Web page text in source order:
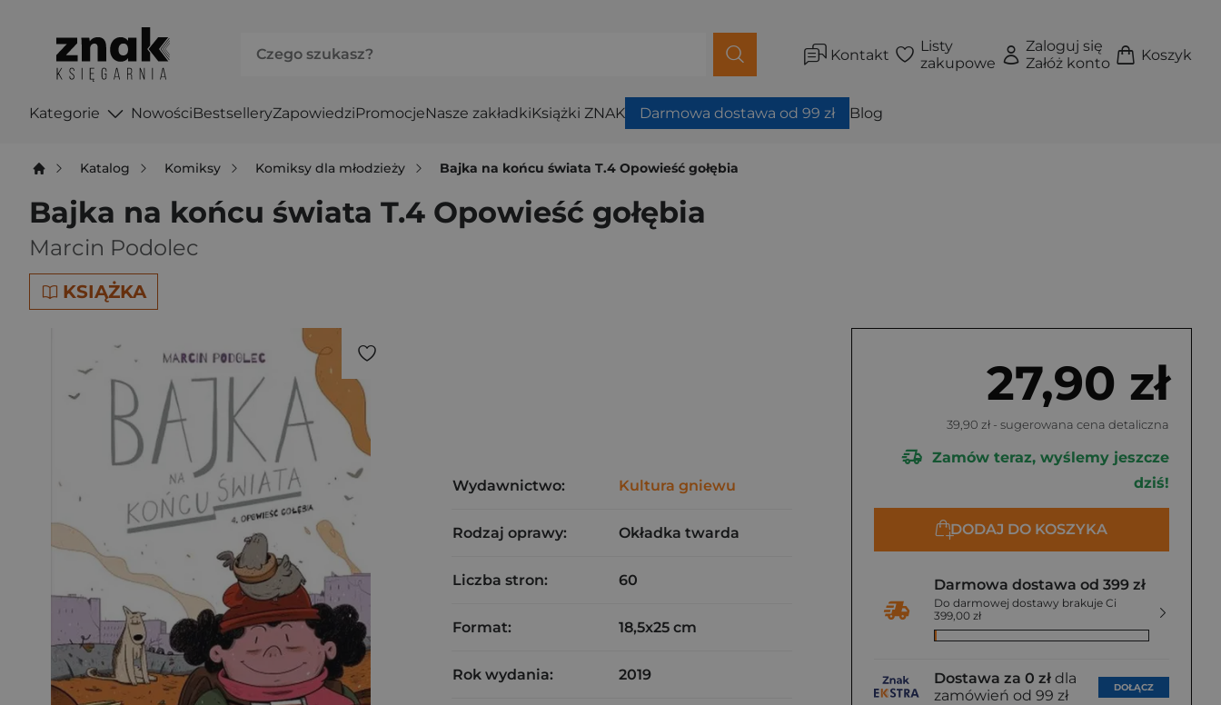
Kontakt
Listy
zakupowe
Zaloguj się
Załóż konto
Koszyk
Kategorie NowościBestselleryZapowiedziPromocjeNasze zakładkiKsiążki ZNAK Darmowa dostawa od 99 zł Blog
Katalog Komiksy Komiksy dla młodzieży Bajka na końcu świata T.4 Opowieść gołębia
Bajka na końcu świata T.4 Opowieść gołębia
Marcin Podolec
KSIĄŻKA
27,90 zł
39,90 zł - sugerowana cena detaliczna
Zamów teraz, wyślemy jeszcze
dziś!
DODAJ DO KOSZYKA
Darmowa dostawa od 399 zł
Do darmowej dostawy brakuje Ci
399,00 zł
Dostawa za 0 zł dla
zamówień od 99 zł
DOŁĄCZ
Wydawnictwo: Kultura gniewu
Rodzaj oprawy: Okładka twarda
Liczba stron: 60
Format: 18,5x25 cm
Rok wydania: 2019